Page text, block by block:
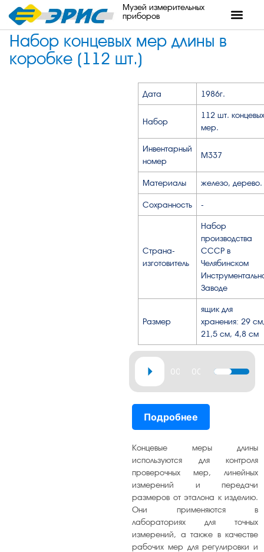
Музей измерительных
приборов
Набор концевых мер длины в
коробке (112 шт.)
Дата 1986г.
Набор
112 шт. концевых
мер.
Инвентарный
номер
М337
Материалы железо, дерево.
Сохранность -
Страна-
изготовитель
Набор
производства
СССР в
Челябинском
Заводе
Размер
ящик для
хранения: 29
21,5 см, 4,8 см
Аудиоплеер
00:0000:27
клавиши
увеличить
или
Подробнее
Концевые меры длины
используются для контроля
проверочных мер, линейных
измерений и передачи
размеров от эталона к изделию.
Они применяются в
лабораториях для точных
измерений, а также в качестве
рабочих мер для регулировки и